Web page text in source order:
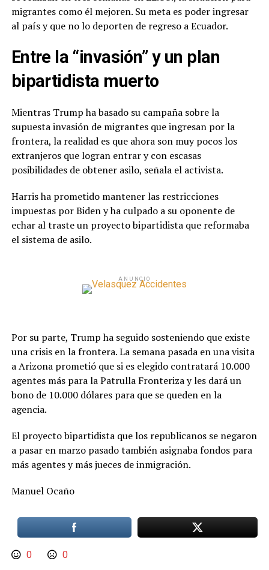
migrantes como él mejoren. Su meta es poder ingresar
al país y que no lo deporten de regreso a Ecuador.
Entre la “invasión” y un plan
bipartidista muerto
Mientras Trump ha basado su campaña sobre la
supuesta invasión de migrantes que ingresan por la
frontera, la realidad es que ahora son muy pocos los
extranjeros que logran entrar y con escasas
posibilidades de obtener asilo, señala el activista.
Harris ha prometido mantener las restricciones
impuestas por Biden y ha culpado a su oponente de
echar al traste un proyecto bipartidista que reformaba
el sistema de asilo.
ANUNCIO
Por su parte, Trump ha seguido sosteniendo que existe
una crisis en la frontera. La semana pasada en una visita
a Arizona prometió que si es elegido contratará 10.000
agentes más para la Patrulla Fronteriza y les dará un
bono de 10.000 dólares para que se queden en la
agencia.
El proyecto bipartidista que los republicanos se negaron
a pasar en marzo pasado también asignaba fondos para
más agentes y más jueces de inmigración.
Manuel Ocaño
0 0